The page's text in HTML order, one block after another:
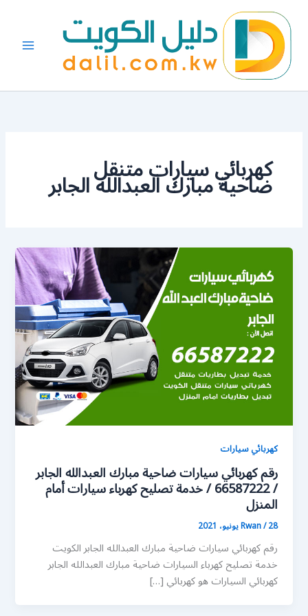
المحتوى
كهربائي سيارات متنقل
ضاحية مبارك العبدالله الجابر
كهربائي سيارات
رقم كهربائي سيارات ضاحية مبارك العبدالله الجابر
/ 66587222 / خدمة تصليح كهرباء سيارات أمام
المنزل
Rwan/28 يونيو، 2021
رقم كهربائي سيارات ضاحية مبارك العبدالله الجابر الكويت
خدمة تصليح كهرباء السيارات ضاحية مبارك العبدالله الجابر
كهربائي السيارات هو كهربائي […]